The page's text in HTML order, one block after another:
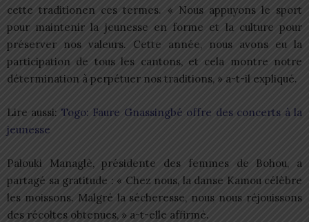
cette traditionen ces termes. « Nous appuyons le sport
pour maintenir la jeunesse en forme et la culture pour
préserver nos valeurs. Cette année, nous avons eu la
participation de tous les cantons, et cela montre notre
détermination à perpétuer nos traditions, » a-t-il expliqué.
Lire aussi: Togo: Faure Gnassingbé offre des concerts à la
jeunesse
Palouki Managlè, présidente des femmes de Bohou, a
partagé sa gratitude : « Chez nous, la danse Kamou célèbre
les moissons. Malgré la sécheresse, nous nous réjouissons
des récoltes obtenues, » a-t-elle affirmé.